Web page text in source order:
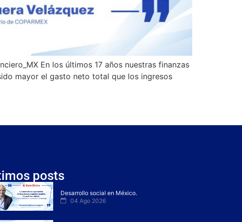
En los últimos 17 años nuestras finanzas
mayor el gasto neto total que los ingresos
posts
Desarrollo social en México.
04 Ago 2026